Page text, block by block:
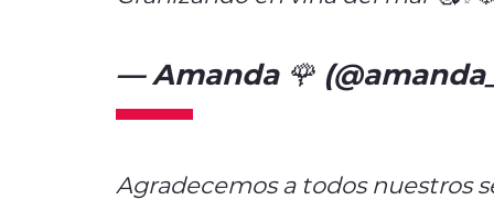
— Amanda 🌹
Agradecemos a todos nuestros